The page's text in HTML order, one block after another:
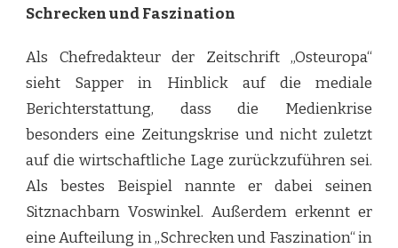
Schrecken und Faszination
Als Chefredakteur der Zeitschrift „Osteuropa“
sieht Sapper in Hinblick auf die mediale
Berichterstattung, dass die Medienkrise
besonders eine Zeitungskrise und nicht zuletzt
auf die wirtschaftliche Lage zurückzuführen sei.
Als bestes Beispiel nannte er dabei seinen
Sitznachbarn Voswinkel. Außerdem erkennt er
eine Aufteilung in „Schrecken und Faszination“ in